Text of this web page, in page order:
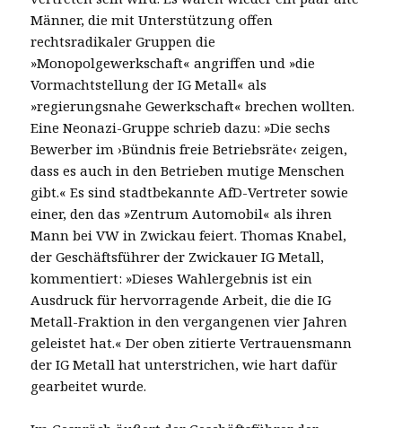
Männer, die mit Unterstützung offen
rechtsradikaler Gruppen die
»Monopolgewerkschaft« angriffen und »die
Vormachtstellung der IG Metall« als
»regierungsnahe Gewerkschaft« brechen wollten.
Eine Neonazi-Gruppe schrieb dazu: »Die sechs
Bewerber im ›Bündnis freie Betriebsräte‹ zeigen,
dass es auch in den Betrieben mutige Menschen
gibt.« Es sind stadtbekannte AfD-Vertreter sowie
einer, den das »Zentrum Automobil« als ihren
Mann bei VW in Zwickau feiert. Thomas Knabel,
der Geschäftsführer der Zwickauer IG Metall,
kommentiert: »Dieses Wahlergebnis ist ein
Ausdruck für hervorragende Arbeit, die die IG
Metall-Fraktion in den vergangenen vier Jahren
geleistet hat.« Der oben zitierte Vertrauensmann
der IG Metall hat unterstrichen, wie hart dafür
gearbeitet wurde.